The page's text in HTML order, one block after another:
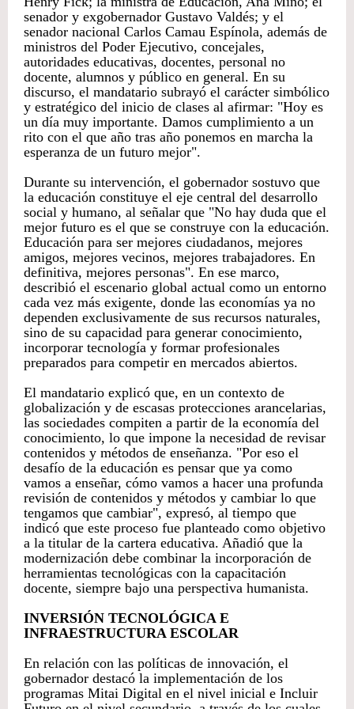
senador y exgobernador Gustavo Valdés; y el
senador nacional Carlos Camau Espínola, además de
ministros del Poder Ejecutivo, concejales,
autoridades educativas, docentes, personal no
docente, alumnos y público en general. En su
discurso, el mandatario subrayó el carácter simbólico
y estratégico del inicio de clases al afirmar: "Hoy es
un día muy importante. Damos cumplimiento a un
rito con el que año tras año ponemos en marcha la
esperanza de un futuro mejor".
Durante su intervención, el gobernador sostuvo que
la educación constituye el eje central del desarrollo
social y humano, al señalar que "No hay duda que el
mejor futuro es el que se construye con la educación.
Educación para ser mejores ciudadanos, mejores
amigos, mejores vecinos, mejores trabajadores. En
definitiva, mejores personas". En ese marco,
describió el escenario global actual como un entorno
cada vez más exigente, donde las economías ya no
dependen exclusivamente de sus recursos naturales,
sino de su capacidad para generar conocimiento,
incorporar tecnología y formar profesionales
preparados para competir en mercados abiertos.
El mandatario explicó que, en un contexto de
globalización y de escasas protecciones arancelarias,
las sociedades compiten a partir de la economía del
conocimiento, lo que impone la necesidad de revisar
contenidos y métodos de enseñanza. "Por eso el
desafío de la educación es pensar que ya como
vamos a enseñar, cómo vamos a hacer una profunda
revisión de contenidos y métodos y cambiar lo que
tengamos que cambiar", expresó, al tiempo que
indicó que este proceso fue planteado como objetivo
a la titular de la cartera educativa. Añadió que la
modernización debe combinar la incorporación de
herramientas tecnológicas con la capacitación
docente, siempre bajo una perspectiva humanista.
INVERSIÓN TECNOLÓGICA E
INFRAESTRUCTURA ESCOLAR
En relación con las políticas de innovación, el
gobernador destacó la implementación de los
programas Mitai Digital en el nivel inicial e Incluir